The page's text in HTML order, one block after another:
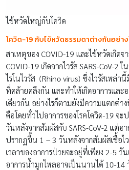
ไข้หวัดใหญ่กับโควิด
โควิด-19 กับไข้หวัดธรรมดาต่างกันอย่าง
สาเหตุของ COVID-19 และไข้หวัดเกิดจ
COVID-19 เกิดจากไวรัส SARS-CoV-2
ไรโนไวรัส (Rhino virus) ซึ่งไวรัสเหล่า
ที่คล้ายคลึงกัน และทำให้เกิดอาการและ
เดียวกัน อย่างไรก็ตามยังมีความแตกต่า
คือโดยทั่วไปอาการของโรคโควิด-19 จ
วันหลังจากสัมผัสกับ SARS-CoV-2 แต่อ
ปรากฏขึ้น 1 – 3 วันหลังจากสัมผัสเชื้อไ
เวลาของอาการป่วยจะอยู่ที่เพียง 2-5 วั
อาการน้ำมูกไหลอาจเป็นนานได้ 10-14